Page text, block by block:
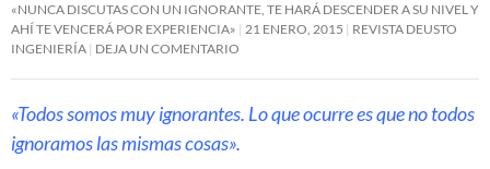
«NUNCA DISCUTAS CON UN IGNORANTE, TE HARÁ DESCENDER A SU NIVEL Y
AHÍ TE VENCERÁ POR EXPERIENCIA» 21 ENERO, 2015
REVISTA DEUSTO
INGENIERÍA DEJA UN COMENTARIO
«Todos somos muy ignorantes. Lo que ocurre es que no todos
ignoramos las mismas cosas».